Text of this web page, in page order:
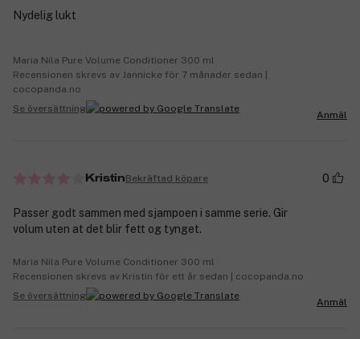
Nydelig lukt
Maria Nila Pure Volume Conditioner 300 ml
Recensionen skrevs av Jannicke för 7 månader sedan |
cocopanda.no
Se översättning
Anmäl
KristinBekräftad köpare 0
Passer godt sammen med sjampoen i samme serie. Gir
volum uten at det blir fett og tynget.
Maria Nila Pure Volume Conditioner 300 ml
Recensionen skrevs av Kristin för ett år sedan | cocopanda.no
Se översättning
Anmäl